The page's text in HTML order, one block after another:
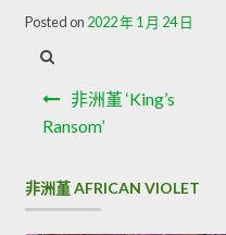
Posted on 2022 年 1 月 24 日
文
章
導
覽
非洲堇 ‘King’s
Ransom’
非洲堇 AFRICAN VIOLET